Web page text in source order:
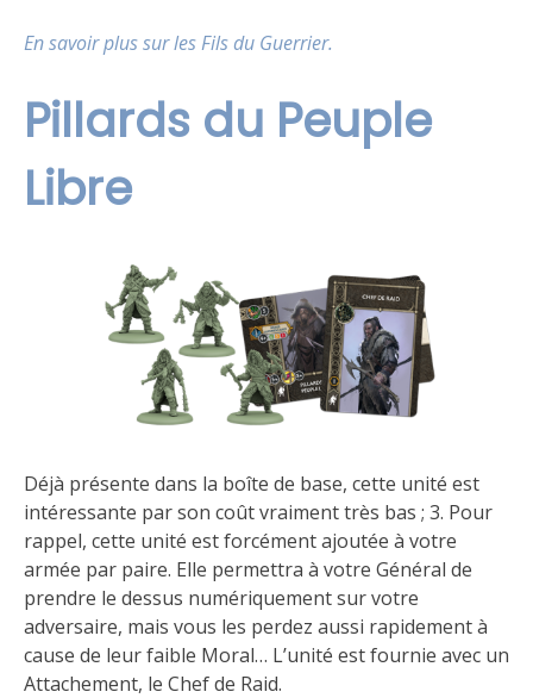
En savoir plus sur les Fils du Guerrier.
Pillards du Peuple
Libre
Déjà présente dans la boîte de base, cette unité est
intéressante par son coût vraiment très bas ; 3. Pour
rappel, cette unité est forcément ajoutée à votre
armée par paire. Elle permettra à votre Général de
prendre le dessus numériquement sur votre
adversaire, mais vous les perdez aussi rapidement à
cause de leur faible Moral… L’unité est fournie avec un
Attachement, le Chef de Raid.